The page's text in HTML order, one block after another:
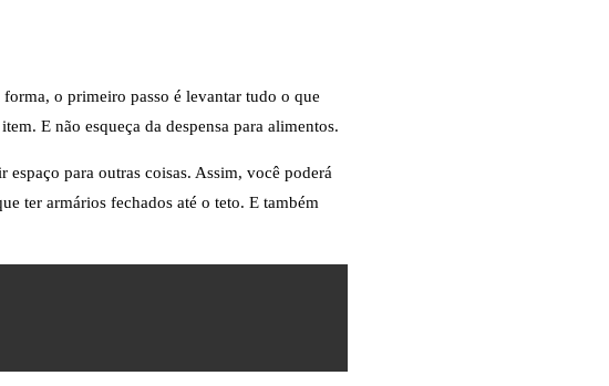
o primeiro passo é levantar tudo o que
E não esqueça da despensa para alimentos.
para outras coisas. Assim, você poderá
ter armários fechados até o teto. E também